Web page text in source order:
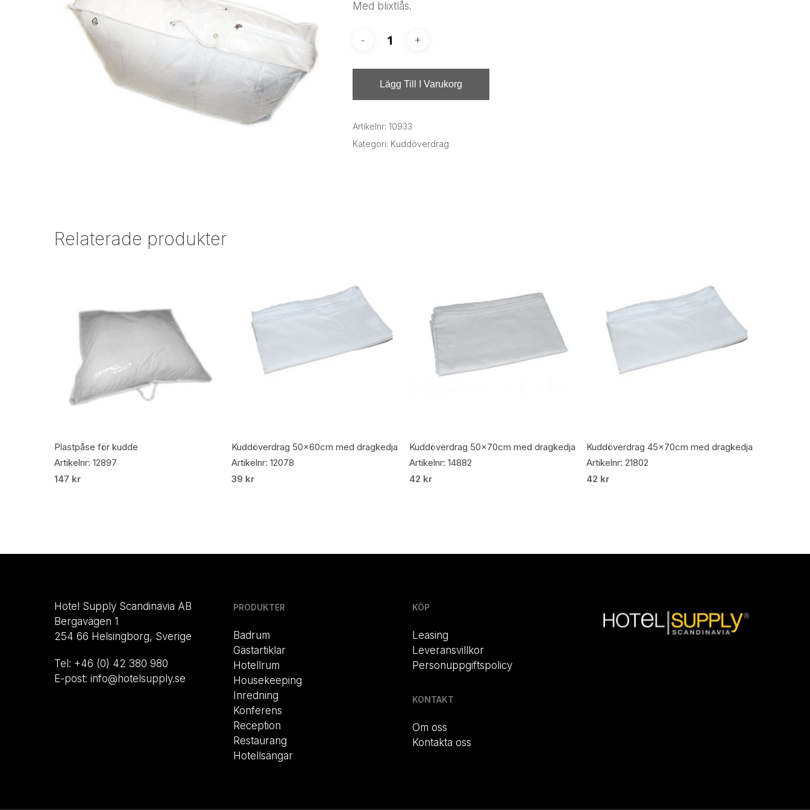
Med blixtlås.
Lägg Till I Varukorg
Artikelnr: 10933
Kategori: Kuddöverdrag
Relaterade produkter
Lägg Till I Varukorg
Plastpåse för kudde
Artikelnr: 12897
147 kr
Lägg Till I Varukorg
Kuddöverdrag 50x60cm med dragkedja
Artikelnr: 12078
39 kr
Lägg Till I Varukorg
Kuddöverdrag 50x70cm med dragkedja
Artikelnr: 14882
42 kr
Lägg Till I Varukorg
Kuddöverdrag 45x70cm med dragkedja
Artikelnr: 21802
42 kr
Hotel Supply Scandinavia AB
Bergavägen 1
254 66 Helsingborg, Sverige
Tel: +46 (0) 42 380 980
E-post: info@hotelsupply.se
PRODUKTER
Badrum
Gästartiklar
Hotellrum
Housekeeping
Inredning
Konferens
Reception
Restaurang
Hotellsängar
KÖP
Leasing
Leveransvillkor
Personuppgiftspolicy
KONTAKT
Om oss
Kontakta oss